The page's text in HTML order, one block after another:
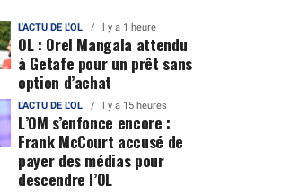
L'ACTU DE L'OL Il y a 1 heure
OL : Orel Mangala attendu
à Getafe pour un prêt sans
option d’achat
L'ACTU DE L'OL Il y a 15 heures
L’OM s’enfonce encore :
Frank McCourt accusé de
payer des médias pour
descendre l’OL